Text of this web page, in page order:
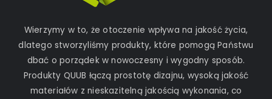
Wierzymy w to, że otoczenie wpływa na jakość życia,
dlatego stworzyliśmy produkty, które pomogą Państwu
dbać o porządek w nowoczesny i wygodny sposób.
Produkty QUUB łączą prostotę dizajnu, wysoką jakość
materiałów z nieskazitelną jakością wykonania, co